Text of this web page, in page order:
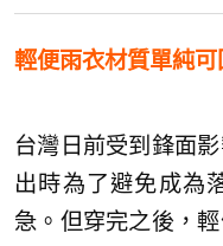
輕便雨衣材質單純
台灣日前受到鋒面
出時為了避免成為
急。但穿完之後，